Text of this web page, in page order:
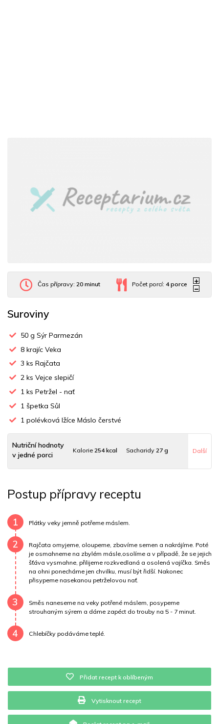
Čas přípravy:20 minut Počet porcí:4 porce
Suroviny
50 g Sýr Parmezán
8 krajíc Veka
3 ks Rajčata
2 ks Vejce slepičí
1 ks Petržel - nať
1 špetka Sůl
1 polévková lžíce Máslo čerstvé
Nutriční hodnoty
v jedné porci
Kalorie 254 kcal Sacharidy 27 g
Uhlovodany3 g Cholesterol137.2 mg
Draslík 194.6 mg Vláknina
Vitamín A
Vitamín B120 mg Vitamín C8.1 mg
Vitamín E0.6 mg Vápník0 mg Železo
Další
Postup přípravy receptu
1 Plátky veky jemně potřeme máslem.
2
Rajčata omyjeme, oloupeme, zbavíme semen a nakrájíme. Poté
je osmahneme na zbylém másle,osolíme a v případě, že se jejich
šťáva vysmahne, přilijeme rozkvedlaná a osolená vajíčka. Směs
na ohni ponecháme jen chvilku, musí být řidší. Nakonec
přisypeme nasekanou petrželovou nať.
3
Směs naneseme na veky potřené máslem, posypeme
strouhaným sýrem a dáme zapéct do trouby na 5 - 7 minut.
4 Chlebíčky podáváme teplé.
Přidat recept k oblíbeným
Vytisknout recept